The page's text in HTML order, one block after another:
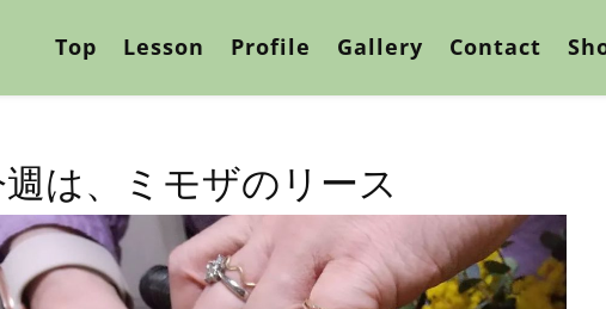
Top Lesson Profile Gallery Contact
は、ミモザのリース